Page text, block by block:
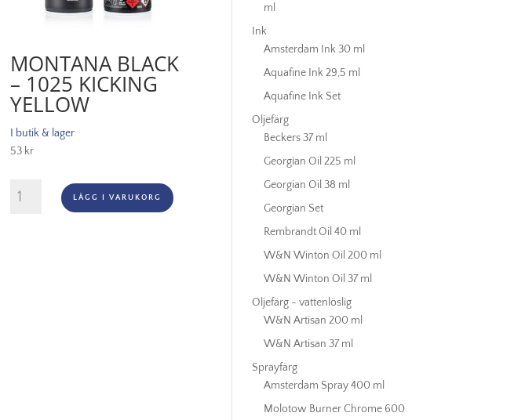
MONTANA BLACK
– 1025 KICKING
YELLOW
I butik & lager
53 kr
Montana
Black
LÄGG I VARUKORG
ml
Ink
Amsterdam Ink 30 ml
Aquafine Ink 29,5 ml
Aquafine Ink Set
Oljefärg
Beckers 37 ml
Georgian Oil 225 ml
Georgian Oil 38 ml
Georgian Set
Rembrandt Oil 40 ml
W&N Winton Oil 200 ml
W&N Winton Oil 37 ml
Oljefärg - vattenlöslig
W&N Artisan 200 ml
W&N Artisan 37 ml
Sprayfärg
Amsterdam Spray 400 ml
Molotow Burner Chrome 600